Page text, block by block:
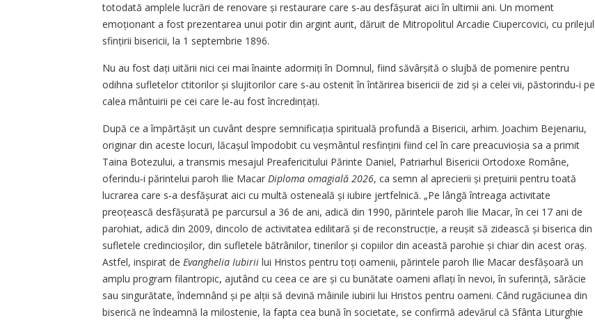
totodată amplele lucrări de renovare și restaurare care s‑au desfășurat aici în ultimii ani. Un moment
emoționant a fost prezentarea unui potir din argint aurit, dăruit de Mitropolitul Arcadie Ciupercovici, cu prilejul
sfințirii bisericii, la 1 septembrie 1896.
Nu au fost dați uitării nici cei mai înainte adormiți în Domnul, fiind săvârșită o slujbă de pomenire pentru
odihna sufletelor ctitorilor și slujitorilor care s‑au ostenit în întărirea bisericii de zid și a celei vii, păstorindu‑i pe
calea mântuirii pe cei care le‑au fost încredințați.
După ce a împărtășit un cuvânt despre semnificația spirituală profundă a Bisericii, arhim. Joachim Bejenariu,
originar din aceste locuri, lăcașul împodobit cu veșmântul resfințirii fiind cel în care preacuvioșia sa a primit
Taina Botezului, a transmis mesajul Preafericitului Părinte Daniel, Patriarhul Bisericii Ortodoxe Române,
oferindu‑i părintelui paroh Ilie Macar Diploma omagială 2026, ca semn al aprecierii și prețuirii pentru toată
lucrarea care s‑a desfășurat aici cu multă osteneală și iubire jertfelnică. „Pe lângă întreaga activitate
preoțească desfășurată pe parcursul a 36 de ani, adică din 1990, părintele paroh Ilie Macar, în cei 17 ani de
parohiat, adică din 2009, dincolo de activitatea edilitară și de reconstrucție, a reușit să zidească și biserica din
sufletele credincioșilor, din sufletele bătrânilor, tinerilor și copiilor din această parohie și chiar din acest oraș.
Astfel, inspirat de Evanghelia Iubirii lui Hristos pentru toți oamenii, părintele paroh Ilie Macar desfășoară un
amplu program filantropic, ajutând cu ceea ce are și cu bunătate oameni aflați în nevoi, în suferință, sărăcie
sau singurătate, îndemnând și pe alții să devină mâinile iubirii lui Hristos pentru oameni. Când rugăciunea din
biserică ne îndeamnă la milostenie, la fapta cea bună în societate, se confirmă adevărul că Sfânta Liturghie